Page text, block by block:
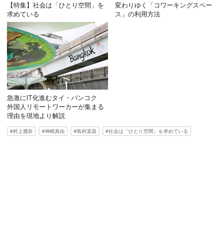
【特集】社会は「ひとり空間」を
求めている
変わりゆく「コワーキングスペー
ス」の利用方法
急激にIT化進むタイ・バンコク
外国人リモートワーカーが集まる
理由を現地より解説
村上麗奈 神崎真由 島村楽器 社会は「ひとり空間」を求めている